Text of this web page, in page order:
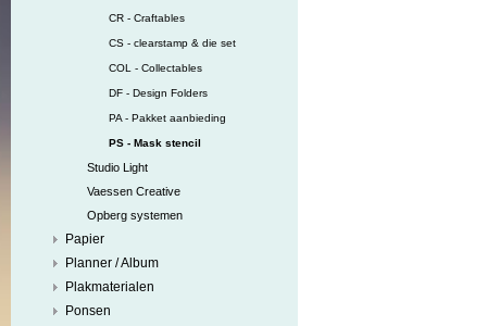
CR - Craftables
CS - clearstamp & die set
COL - Collectables
DF - Design Folders
PA - Pakket aanbieding
PS - Mask stencil
Studio Light
Vaessen Creative
Opberg systemen
Papier
Planner / Album
Plakmaterialen
Ponsen